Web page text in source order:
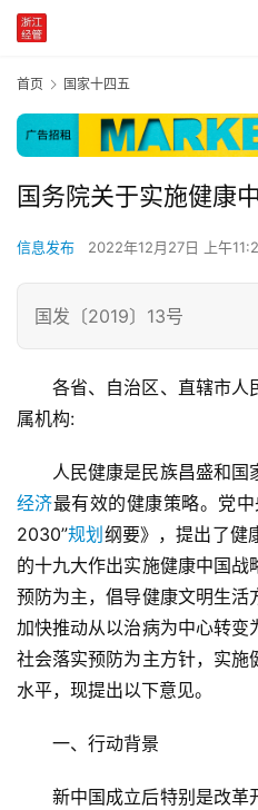
首页 国家十四五
国务院关于实施健康
信息发布 2022年12月27日 上午
国发〔2019〕13号
各省、自治区、直辖市人
属机构:
人民健康是民族昌盛和国
经济最有效的健康策略。党
2030”规划 纲要》，提出了健
的十九大作出实施健康中国
预防为主，倡导健康文明生活
加快推动从以治病为中心转
社会落实预防为主方针，实
水平，现提出以下意见。
一、行动背景
新中国成立后特别是改革